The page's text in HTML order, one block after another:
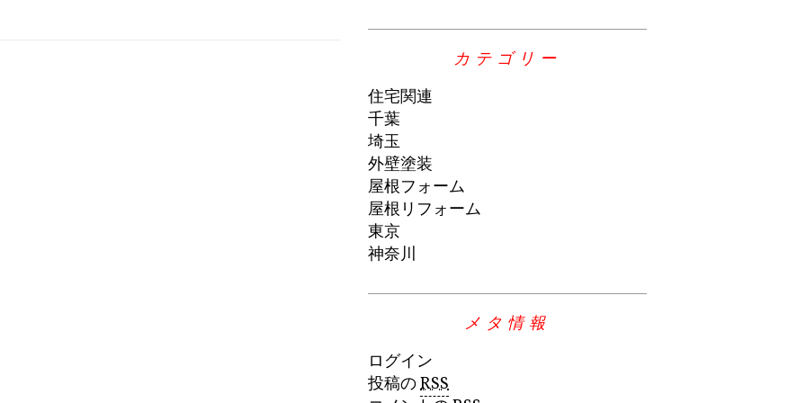
カテゴリー
住宅関連
千葉
埼玉
外壁塗装
屋根フォーム
屋根リフォーム
東京
神奈川
メタ情報
ログイン
投稿のRSS